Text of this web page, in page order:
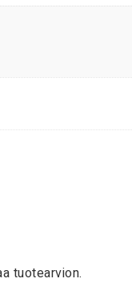
tuotearvion.